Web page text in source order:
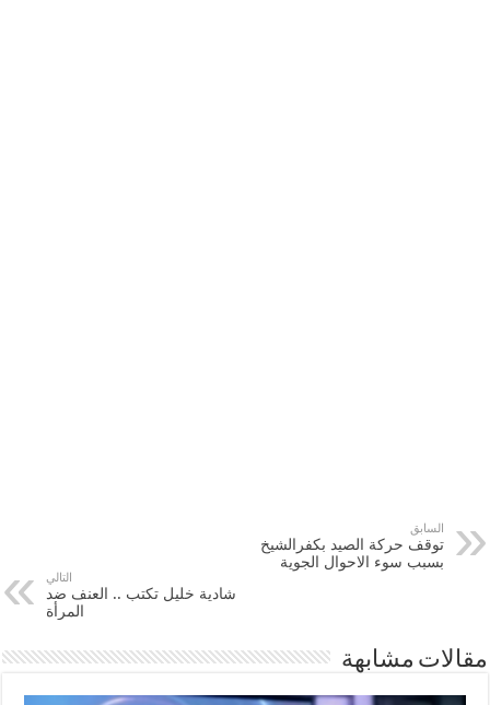
السابق
توقف حركة الصيد بكفرالشيخ
بسبب سوء الاحوال الجوية
التالي
شادية خليل تكتب .. العنف ضد
المرأة
مقالات مشابهة